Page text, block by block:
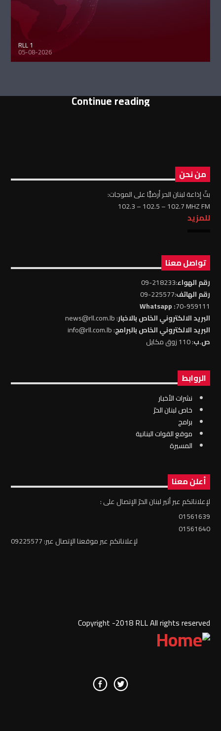
RLL 1
05-08-2026
Continue reading
من نحن
بثّ إذاعة لبنان الحر أرضيًّا على الموجات:
102.3 – 102.5 – 102.7 MHZ FM
للمزيد
تواصل معنا
رقم الهواء:218233-09
رقم الهاتف:225577-09
70-959111
: Whatsapp
البريد الالكتروني الخاص بالاخبار: news@rll.com.lb
البريد الالكتروني الخاص بالبرامج: info@rll.com.lb
ص.ب: 110 زوق مكايل
الروابط
نشرات الأخبار
خاص لبنان الحرّ
برامج
موقع القوات البنانية
المسيرة
أعلن معنا
لإعلاناتكم عبر أثير لبنان الحرّ الإتصال على :
01561639
01561640
لإعلاناتكم عبر موقعنا الإتصال عبر: 09225577
Copyright -2018 RLL All rights reserved